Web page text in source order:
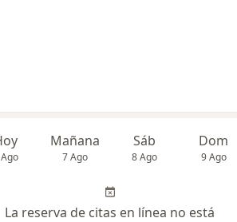
Mañana
7 Ago
Sáb
8 Ago
Dom
9 Ago
La reserva de citas en línea no está